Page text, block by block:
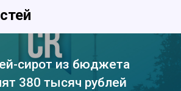
сирот из бюджета
380 тысяч рублей